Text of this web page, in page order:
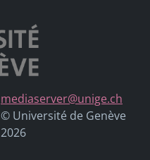
mediaserver@unige.ch
© Université de Genève
2026